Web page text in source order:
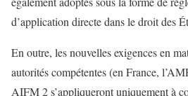
d’application directe dans le droit des
En outre, les nouvelles exigences en
autorités compétentes (en France,
AIFM 2 s’appliqueront uniquement à